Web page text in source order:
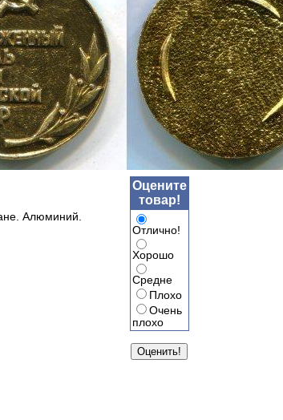
Алюминий.
Оцените
товар!
Отлично!
Хорошо
Средне
Плохо
Очень
плохо